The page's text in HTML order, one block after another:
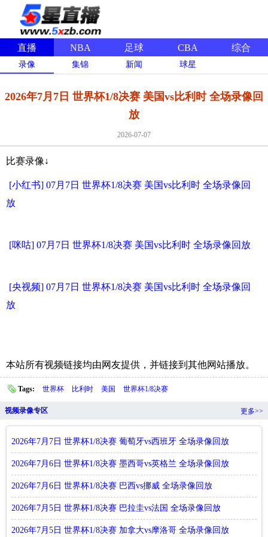
直播 NBA 足球 CBA 综合
录像 集锦 新闻 球星
2026年7月7日 世界杯1/8决赛 美国vs比利时 全场录像回
放
2026-07-07
比赛录像↓
[小红书] 07月7日 世界杯1/8决赛 美国vs比利时 全场录像回
放
[咪咕] 07月7日 世界杯1/8决赛 美国vs比利时 全场录像回放
[央视频] 07月7日 世界杯1/8决赛 美国vs比利时 全场录像回
放
本站所有视频链接均由网友提供，并链接到其他网站播放。
Tags: 世界杯 比利时 美国 世界杯1/8决赛
视频录像专区 更多>>
2026年7月7日 世界杯1/8决赛 葡萄牙vs西班牙 全场录像回放
2026年7月6日 世界杯1/8决赛 墨西哥vs英格兰 全场录像回放
2026年7月6日 世界杯1/8决赛 巴西vs挪威 全场录像回放
2026年7月5日 世界杯1/8决赛 巴拉圭vs法国 全场录像回放
2026年7月5日 世界杯1/8决赛 加拿大vs摩洛哥 全场录像回放